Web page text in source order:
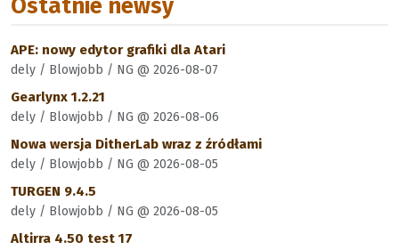
Ostatnie newsy
APE: nowy edytor grafiki dla Atari
dely / Blowjobb / NG @ 2026-08-07
Gearlynx 1.2.21
dely / Blowjobb / NG @ 2026-08-06
Nowa wersja DitherLab wraz z źródłami
dely / Blowjobb / NG @ 2026-08-05
TURGEN 9.4.5
dely / Blowjobb / NG @ 2026-08-05
Altirra 4.50 test 17